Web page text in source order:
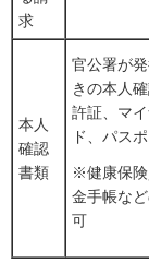
求
本人
確認
書類
官公署が
きの本人
許証、マ
ド、パス
※健康保
金手帳な
可